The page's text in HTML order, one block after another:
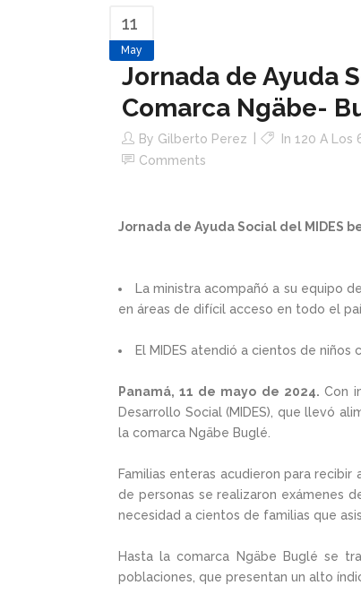
11
May
Jornada de Ayuda
Comarca Ngäbe-
By Gilberto Perez In 120 A Los
Comments
Jornada de Ayuda Social del MIDES
La ministra acompañó a su equipo
en áreas de difícil acceso en todo el
El MIDES atendió a cientos de
Panamá, 11 de mayo de 2024. Con
Desarrollo Social (MIDES), que llevó
la comarca Ngäbe Buglé.
Familias enteras acudieron para
de personas se realizaron exámenes
necesidad a cientos de familias que
Hasta la comarca Ngäbe Buglé se
poblaciones, que presentan un alto